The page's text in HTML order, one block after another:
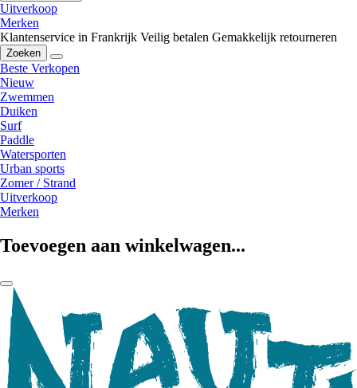
Uitverkoop
Merken
Klantenservice in Frankrijk Veilig betalen Gemakkelijk retourneren
Zoeken
Beste Verkopen
Nieuw
Zwemmen
Duiken
Surf
Paddle
Watersporten
Urban sports
Zomer / Strand
Uitverkoop
Merken
Toevoegen aan winkelwagen...